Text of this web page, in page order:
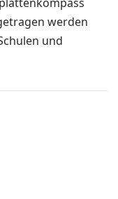
werden
und